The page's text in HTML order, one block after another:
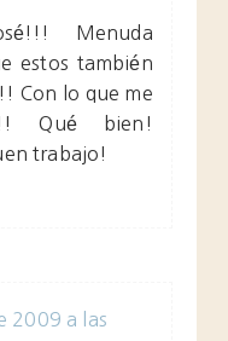
Menuda
estos también
Con lo que me
Qué bien!
trabajo!
2009 a las